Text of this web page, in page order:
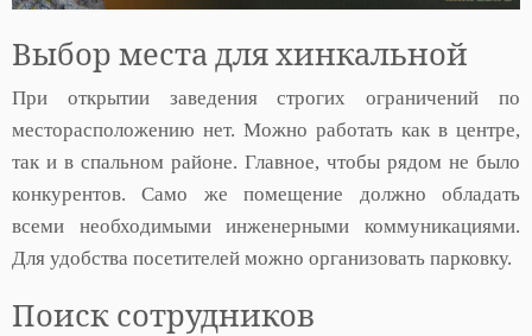
Выбор места для хинкальной
При открытии заведения строгих ограничений по
месторасположению нет. Можно работать как в центре,
так и в спальном районе. Главное, чтобы рядом не было
конкурентов. Само же помещение должно обладать
всеми необходимыми инженерными коммуникациями.
Для удобства посетителей можно организовать парковку.
Поиск сотрудников